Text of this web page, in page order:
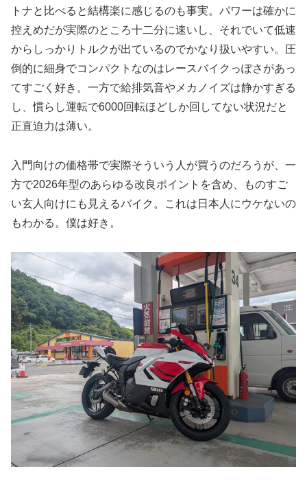
トナと比べると結構楽に感じるのも事実。パワーは確かに
控えめだが実際のところ十二分に速いし、それでいて低速
からしっかりトルクが出ているのでかなり扱いやすい。圧
倒的に細身でコンパクトなのはレースバイクっぽさがあっ
てすごく好き。一方で給排気音やメカノイズは静かすぎる
し、慣らし運転で6000回転ほどしか回してない状況だと
正直迫力は薄い。
入門向けの価格帯で実際そういう人が買うのだろうが、一
方で2026年型のあらゆる改良ポイントを含め、ものすご
い玄人向けにも見えるバイク。これは日本人にウケないの
もわかる。僕は好き。